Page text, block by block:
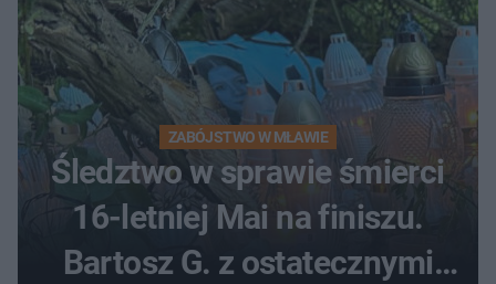
ZABÓJSTWO W MŁAWIE
Śledztwo w sprawie śmierci
16-letniej Mai na finiszu.
Bartosz G. z ostatecznymi